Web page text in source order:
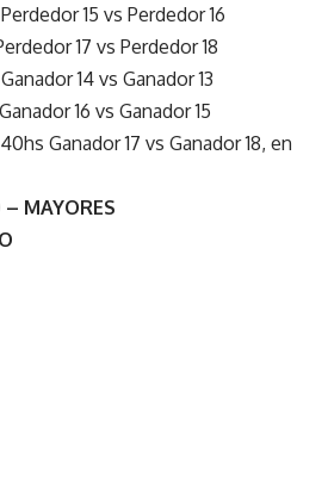
15 vs Perdedor 16
17 vs Perdedor 18
14 vs Ganador 13
16 vs Ganador 15
Ganador 17 vs Ganador 18, en
MAYORES